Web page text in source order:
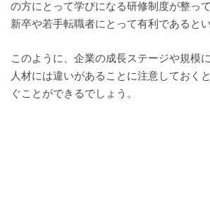
の方にとって学びになる研修制度が整っ
新卒や若手転職者にとって有利であるとい
このように、企業の成長ステージや規模
人材には違いがあることに注意しておく
ぐことができるでしょう。